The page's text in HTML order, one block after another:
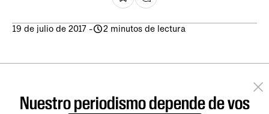
19 de julio de 2017 - 2 minutos de lectura
Nuestro periodismo depende de vos